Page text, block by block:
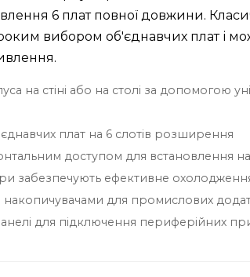
6 плат повної довжини.
вибором об'єднавчих плат і
на стіні або на столі за допомогою
плат на 6 слотів розширення
доступом для встановлення
забезпечують ефективне
з накопичувачами для промислових
для підключення периферійних